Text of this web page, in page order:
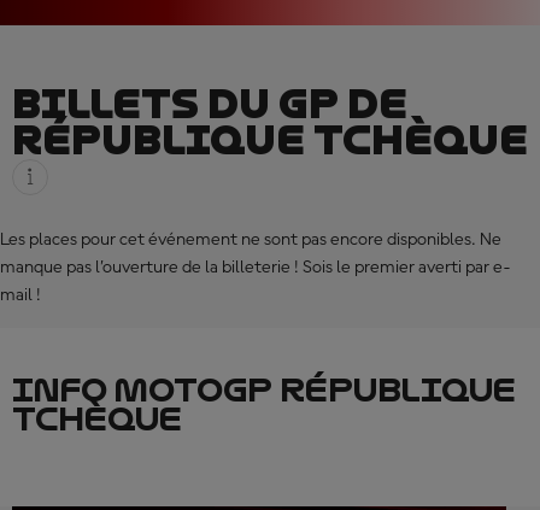
BILLETS DU GP DE
RÉPUBLIQUE TCHÈQUE
Les places pour cet événement ne sont pas encore disponibles. Ne
manque pas l’ouverture de la billeterie ! Sois le premier averti par e-
mail !
INFO MOTOGP RÉPUBLIQUE
TCHÈQUE